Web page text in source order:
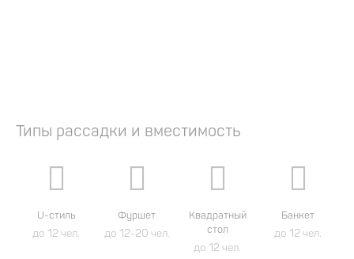
информация
Контакты
Типы рассадки и вместимость
U-стиль
до 12 чел.
Фуршет
до 12-20 чел.
Квадратный
стол
до 12 чел.
Банкет
до 12 чел.